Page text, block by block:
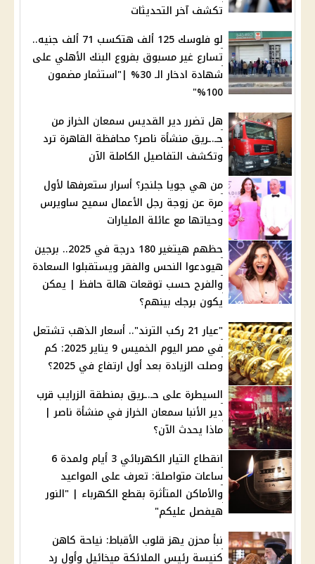
تكشف آخر التحديثات
لو فلوسك 125 ألف هتكسب 71 ألف جنيه..
تسارع غير مسبوق بفروع البنك الأهلي على
شهادة ادخار الـ 30% |"استثمار مضمون
100%"
هل تضرر دير القديس سمعان الخراز من
حـ.ـريق منشأة ناصر؟ محافظة القاهرة ترد
وتكشف التفاصيل الكاملة الآن
من هي جويا جلنجر؟ أسرار ستعرفها لأول
مرة عن زوجة رجل الأعمال سميح ساويرس
وحياتها مع عائلة المليارات
حظهم هيتغير 180 درجة في 2025.. برجين
هيودعوا النحس والفقر ويستقبلوا السعادة
والفرح حسب توقعات هالة حافظ | يمكن
يكون برجك بينهم؟
"عيار 21 ركب الترند".. أسعار الذهب تشتعل
في مصر اليوم الخميس 9 يناير 2025: كم
وصلت الزيادة بعد أول ارتفاع في 2025؟
السيطرة على حـ.ـريق بمنطقة الزرايب قرب
دير الأنبا سمعان الخراز في منشأة ناصر |
ماذا يحدث الآن؟
انقطاع التيار الكهربائي 3 أيام ولمدة 6
ساعات متواصلة: تعرف على المواعيد
والأماكن المتأثرة بقطع الكهرباء | "النور
هيفصل عليكم"
نبأ محزن يهز قلوب الأقباط: نياحة كاهن
كنيسة رئيس الملائكة ميخائيل وأول رد